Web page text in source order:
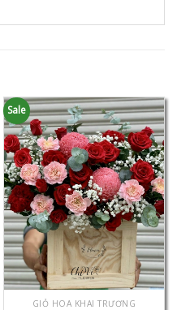
Sale
GIỎ HOA KHAI TRƯƠNG